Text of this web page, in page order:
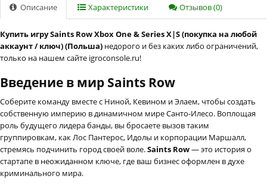
Описание Характеристики Отзывов (0)
Купить игру Saints Row Xbox One & Series X|S (покупка на любой
аккаунт / ключ) (Польша) недорого и без каких либо ограничений,
только на нашем сайте igroconsole.ru!
Введение в мир Saints Row
Соберите команду вместе с Ниной, Кевином и Элаем, чтобы создать
собственную империю в динамичном мире Санто-Илесо. Воплощая
роль будущего лидера банды, вы бросаете вызов таким
группировкам, как Лос Пантерос, Идолы и корпорации Маршалл,
стремясь подчинить город своей воле.Saints Row— это история о
стартапе в неожиданном ключе, где ваш бизнес оформлен в духе
криминального мира.